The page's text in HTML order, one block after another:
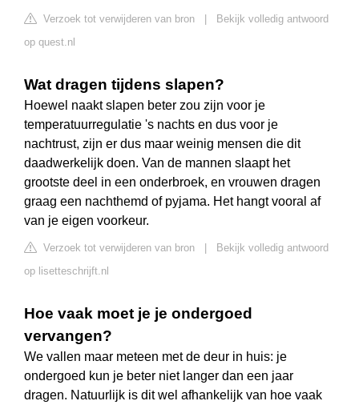
Verzoek tot verwijderen van bron
Bekijk volledig antwoord
op quest.nl
Wat dragen tijdens slapen?
Hoewel naakt slapen beter zou zijn voor je
temperatuurregulatie 's nachts en dus voor je
nachtrust, zijn er dus maar weinig mensen die dit
daadwerkelijk doen. Van de mannen slaapt het
grootste deel in een onderbroek, en vrouwen dragen
graag een nachthemd of pyjama. Het hangt vooral af
van je eigen voorkeur.
Verzoek tot verwijderen van bron
Bekijk volledig antwoord
op lisetteschrijft.nl
Hoe vaak moet je je ondergoed
vervangen?
We vallen maar meteen met de deur in huis: je
ondergoed kun je beter niet langer dan een jaar
dragen. Natuurlijk is dit wel afhankelijk van hoe vaak